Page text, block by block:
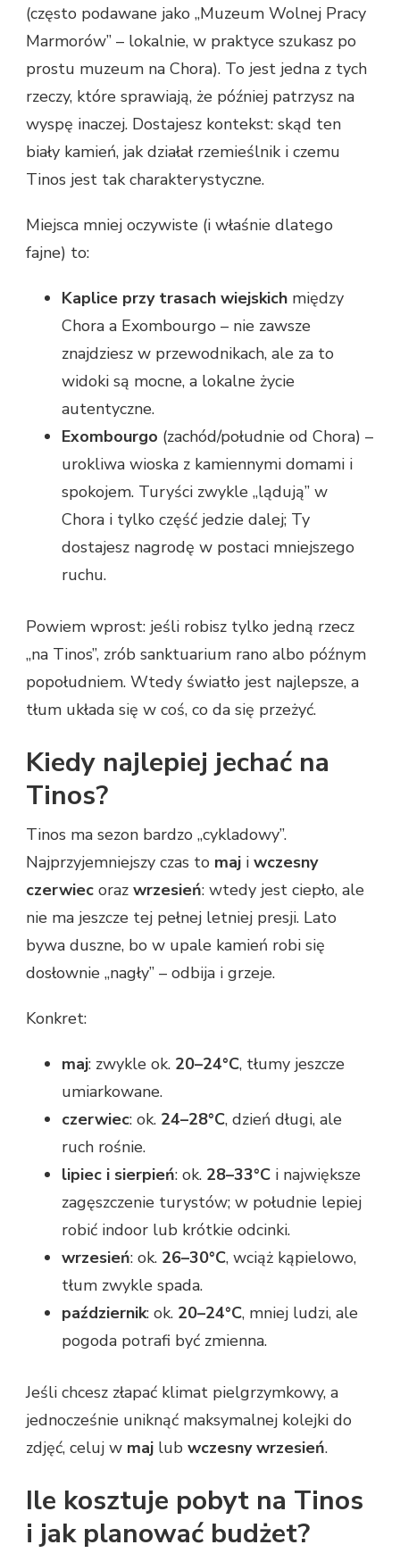
(często podawane jako „Muzeum Wolnej Pracy
Marmorów” – lokalnie, w praktyce szukasz po
prostu muzeum na Chora). To jest jedna z tych
rzeczy, które sprawiają, że później patrzysz na
wyspę inaczej. Dostajesz kontekst: skąd ten
biały kamień, jak działał rzemieślnik i czemu
Tinos jest tak charakterystyczne.
Miejsca mniej oczywiste (i właśnie dlatego
fajne) to:
Kaplice przy trasach wiejskich między
Chora a Exombourgo – nie zawsze
znajdziesz w przewodnikach, ale za to
widoki są mocne, a lokalne życie
autentyczne.
Exombourgo (zachód/południe od Chora) –
urokliwa wioska z kamiennymi domami i
spokojem. Turyści zwykle „lądują” w
Chora i tylko część jedzie dalej; Ty
dostajesz nagrodę w postaci mniejszego
ruchu.
Powiem wprost: jeśli robisz tylko jedną rzecz
„na Tinos”, zrób sanktuarium rano albo późnym
popołudniem. Wtedy światło jest najlepsze, a
tłum układa się w coś, co da się przeżyć.
Kiedy najlepiej jechać na
Tinos?
Tinos ma sezon bardzo „cykladowy”.
Najprzyjemniejszy czas to maj i wczesny
czerwiec oraz wrzesień: wtedy jest ciepło, ale
nie ma jeszcze tej pełnej letniej presji. Lato
bywa duszne, bo w upale kamień robi się
dosłownie „nagły” – odbija i grzeje.
Konkret:
maj: zwykle ok. 20–24°C, tłumy jeszcze
umiarkowane.
czerwiec: ok. 24–28°C, dzień długi, ale
ruch rośnie.
lipiec i sierpień: ok. 28–33°C i największe
zagęszczenie turystów; w południe lepiej
robić indoor lub krótkie odcinki.
wrzesień: ok. 26–30°C, wciąż kąpielowo,
tłum zwykle spada.
październik: ok. 20–24°C, mniej ludzi, ale
pogoda potrafi być zmienna.
Jeśli chcesz złapać klimat pielgrzymkowy, a
jednocześnie uniknąć maksymalnej kolejki do
zdjęć, celuj w maj lub wczesny wrzesień.
Ile kosztuje pobyt na Tinos
i jak planować budżet?